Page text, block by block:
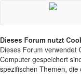
Dieses Forum nutzt
Dieses Forum verwendet
Computer gespeichert
spezifischen Themen,